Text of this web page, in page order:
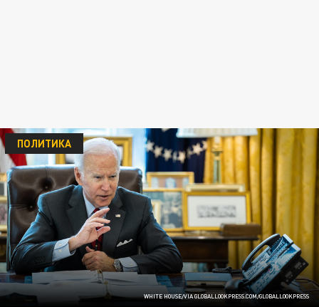
WHITE HOUSE/VIA GLOBALLOOKPRESS.COM/GLOBALLOOKPRESS
ПОЛИТИКА